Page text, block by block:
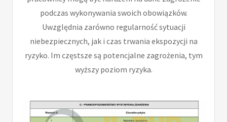
podczas wykonywania swoich obowiązków.
Uwzględnia zarówno regularność sytuacji
niebezpiecznych, jak i czas trwania ekspozycji na
ryzyko. Im częstsze są potencjalne zagrożenia, tym
wyższy poziom ryzyka.